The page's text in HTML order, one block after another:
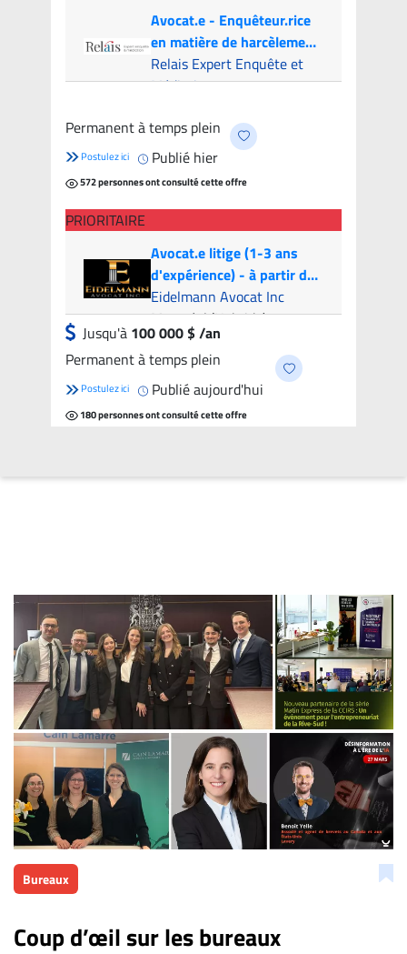
Avocat.e - Enquêteur.rice
en matière de harcèlement
psychologique
Relais Expert Enquête et
Médiation
candidats
Permanent à temps plein
Postulez ici Publié hier
572 personnes ont consulté cette offre
PRIORITAIRE
Avocat.e litige (1-3 ans
d'expérience) - à partir de
100k par année | Litigation
Attorney (1-3 years of
experience) - from 100k
per year
Eidelmann Avocat Inc
Montréal (Hybride)
Jusqu'à 100 000 $ /an
Permanent à temps plein
Postulez ici Publié aujourd'hui
180 personnes ont consulté cette offre
Bureaux
Coup d’œil sur les bureaux